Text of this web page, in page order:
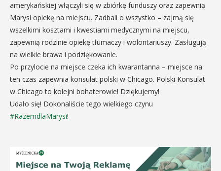
amerykańskiej włączyli się w zbiórkę funduszy oraz zapewnią
Marysi opiekę na miejscu. Zadbali o wszystko – zajmą się
wszelkimi kosztami i kwestiami medycznymi na miejscu,
zapewnią rodzinie opiekę tłumaczy i wolontariuszy. Zasługują
na wielkie brawa i podziękowanie.
Po przylocie na miejsce czeka ich kwarantanna – miejsce na
ten czas zapewnia konsulat polski w Chicago. Polski Konsulat
w Chicago to kolejni bohaterowie! Dziękujemy!
Udało się! Dokonaliście tego wielkiego czynu
#RazemdlaMarysi!